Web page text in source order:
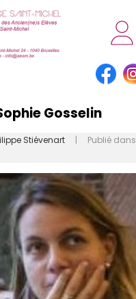
Gosselin
Stiévenart | Publié dans